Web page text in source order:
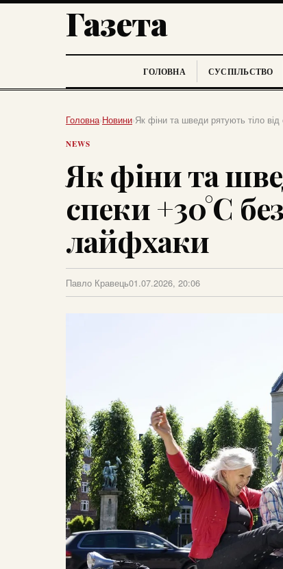
Газета
ГОЛОВНА СУСПІЛЬСТВО
Головна›Новини›Як фіни та шведи рятують тіло
NEWS
Як фіни та
спеки +30°C
лайфхаки
Павло Кравець01.07.2026, 20:06